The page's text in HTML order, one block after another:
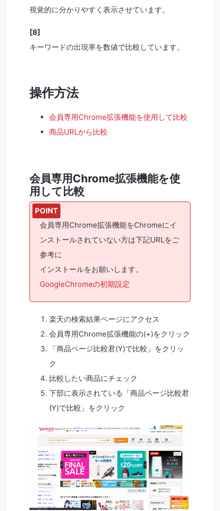
視覚的に分かりやすく表示させています。
[8]
キーワードの出現率を数値で比較しています。
操作方法
会員専用Chrome拡張機能を使用して比較
商品URLから比較
会員専用Chrome拡張機能を使
用して比較
会員専用Chrome拡張機能をChromeにイ
ンストールされていない方は下記URLをご
参考に
インストールをお願いします。
GoogleChromeの初期設定
楽天の検索結果ページにアクセス
会員専用Chrome拡張機能の(+)をクリック
「商品ページ比較君(Y)で比較」をクリッ
ク
比較したい商品にチェック
下部に表示されている「商品ページ比較君
(Y)で比較」をクリック